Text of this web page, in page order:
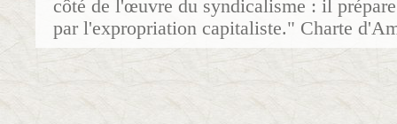
côté de l'œuvre du syndicalisme : il
par l'expropriation capitaliste." Charte